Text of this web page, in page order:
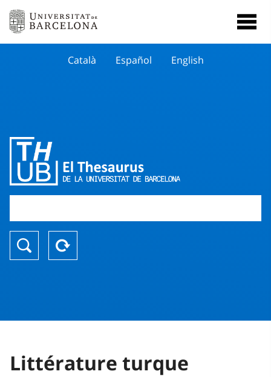
Català Español English
Littérature turque